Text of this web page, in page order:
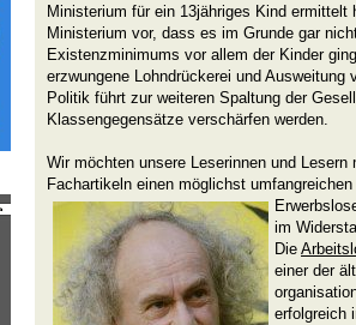
Ministerium für ein 13jähriges Kind ermittelt
Ministerium vor, dass es im Grunde gar
Existenzminimums vor allem der Kinder
erzwungene Lohndrückerei und Ausweitung
Politik führt zur weiteren Spaltung der
Klassengegensätze verschärfen werden.
Wir möchten unsere Leserinnen und Lesern
Fachartikeln einen möglichst
im
Die
einer der
erfolgreich